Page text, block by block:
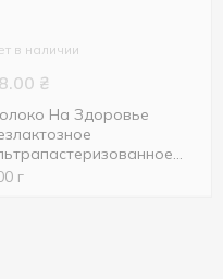
в наличии
₴
На Здоровье
900г
г